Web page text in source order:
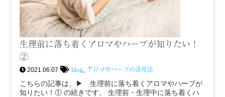
生理前に落ち着くアロマやハーブが知りたい！
②
2021.06.07 blog アロマやハーブの活用法
こちらの記事は、▶︎ 生理前に落ち着くアロマやハーブが
知りたい！① の続きです。 生理前・生理中に落ち着くハ